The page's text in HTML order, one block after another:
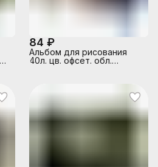
84 ₽
Альбом для рисования
40л. цв. офсет. обл.